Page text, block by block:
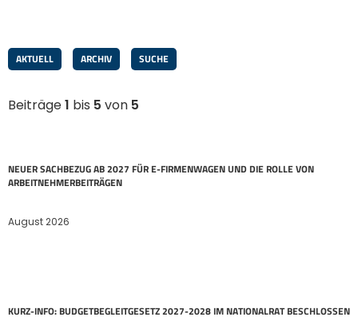
AKTUELL ARCHIV SUCHE
Beiträge1 bis 5 von 5
NEUER SACHBEZUG AB 2027 FÜR E-FIRMENWAGEN UND DIE ROLLE VON
ARBEITNEHMER​­BEITRÄGEN
August 2026
KURZ-INFO: BUDGETBEGLEITGESETZ 2027-2028 IM NATIONALRAT BESCHLOSSEN